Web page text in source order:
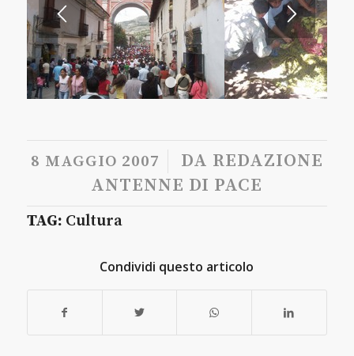
1 2
8 MAGGIO 2007
/ DA REDAZIONE
ANTENNE DI PACE
TAG: Cultura
Condividi questo articolo